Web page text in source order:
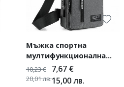
Мъжка спортна
мултифункционална
раница за спорт за
едно рамо
7,67 €
15,00лв.
10,23€
20,01лв.